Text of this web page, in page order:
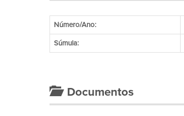
Número/Ano:
Súmula:
Documentos